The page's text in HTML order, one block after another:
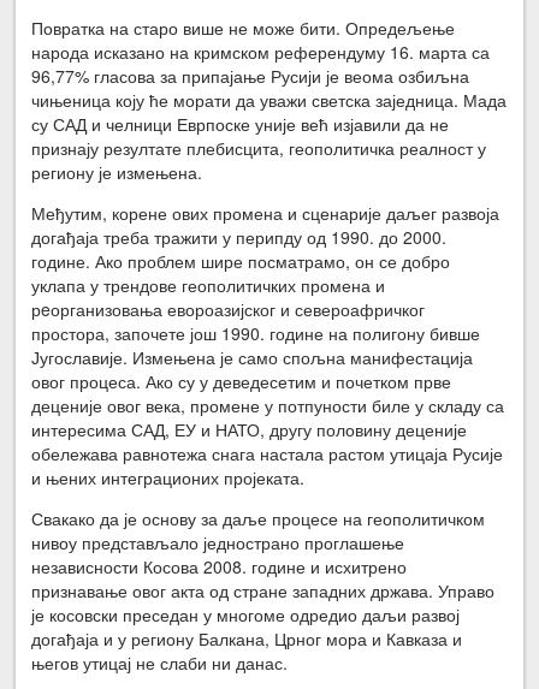
Повратка на старо више не може бити. Опредељење
народа исказано на кримском референдуму 16. марта са
96,77% гласова за припајање Русији је веома озбиљна
чињеница коју ће морати да уважи светска заједница. Мада
су САД и челници Еврпоске уније већ изјавили да не
признају резултате плебисцита, геополитичка реалност у
региону је измењена.
Међутим, корене ових промена и сценарије даљег развоја
догађаја треба тражити у перипду од 1990. до 2000.
године. Ако проблем шире посматрамо, он се добро
уклапа у трендове геополитичких промена и
рeорганизовања евороазијског и североафричког
простора, започете још 1990. године на полигону бивше
Југославије. Измењена је само спољна манифестација
овог процеса. Ако су у деведесетим и почетком прве
деценије овог века, промене у потпуности биле у складу са
интересима САД, ЕУ и НАТО, другу половину деценије
обележава равнотежа снага настала растом утицаја Русије
и њених интеграционих пројеката.
Свакако да је основу за даље процесе на геополитичком
нивоу представљало једнострано проглашење
независности Косова 2008. године и исхитрено
признавање овог акта од стране западних држава. Управо
је косовски преседан у многоме одредио даљи развој
догађаја и у региону Балкана, Црног мора и Кавказа и
његов утицај не слаби ни данас.